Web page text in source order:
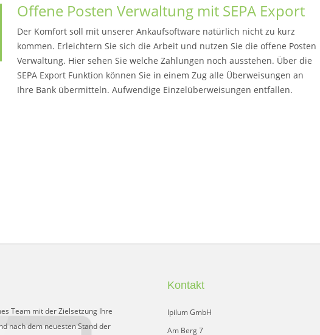
Offene Posten Verwaltung mit SEPA Export
Der Komfort soll mit unserer Ankaufsoftware natürlich nicht zu kurz
kommen. Erleichtern Sie sich die Arbeit und nutzen Sie die offene Posten
Verwaltung. Hier sehen Sie welche Zahlungen noch ausstehen. Über die
SEPA Export Funktion können Sie in einem Zug alle Überweisungen an
Ihre Bank übermitteln. Aufwendige Einzelüberweisungen entfallen.
Team mit der Zielsetzung Ihre
nach dem neuesten Stand der
Kontakt
Ipilum GmbH
Am Berg 7